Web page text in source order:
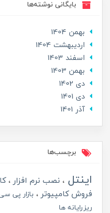
بایگانی نوشته‌ها
بهمن 1404
ارديبهشت 1404
اسفند 1403
بهمن 1403
دی 1402
دی 1401
آذر 1401
برچسب‌ها
اینتل نصب نرم افزار
فروش کامپیوتر
بازار پی
ریزرایانه ها